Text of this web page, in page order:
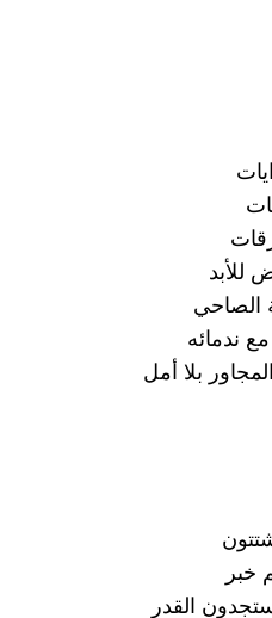
للأبد
الصاحي
ندمائه
بلا أمل
خبر
القدر